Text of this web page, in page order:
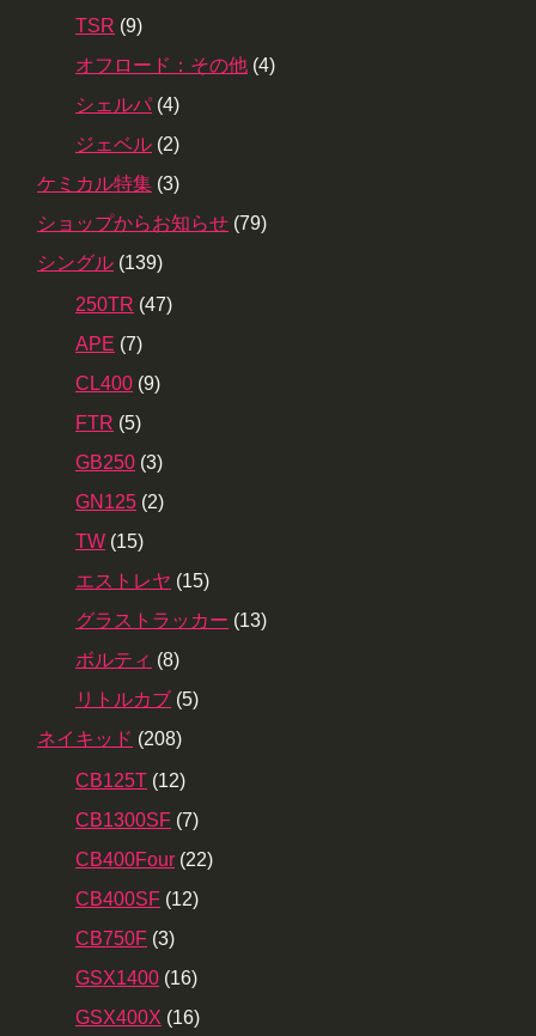
TSR (9)
オフロード：その他 (4)
シェルパ (4)
ジェベル (2)
ケミカル特集 (3)
ショップからお知らせ (79)
シングル (139)
250TR (47)
APE (7)
CL400 (9)
FTR (5)
GB250 (3)
GN125 (2)
TW (15)
エストレヤ (15)
グラストラッカー (13)
ボルティ (8)
リトルカブ (5)
ネイキッド (208)
CB125T (12)
CB1300SF (7)
CB400Four (22)
CB400SF (12)
CB750F (3)
GSX1400 (16)
GSX400X (16)